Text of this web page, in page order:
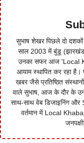
सुभाष शेखर पिछले दो
साल 2003 में बुंडू
उनका सफर आज 'Local
आयाम स्थापित कर रहा है।
खबर जैसे प्रतिष्ठित
वाले सुभाष, आज के दौर के उन
साथ-साथ वेब डिजाइनिंग और
वर्तमान में Local